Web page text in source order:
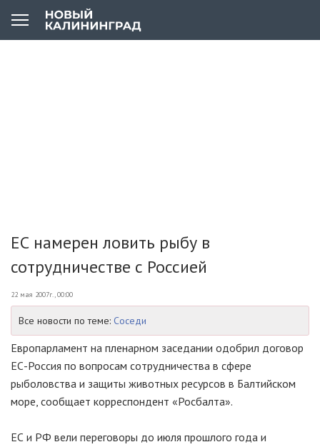
ЕС намерен ловить рыбу в
сотрудничестве с Россией
22 мая 2007г., 00:00
Все новости по теме: Соседи
Европарламент на пленарном заседании одобрил договор
ЕС-Россия по вопросам сотрудничества в сфере
рыболовства и защиты животных ресурсов в Балтийском
море, сообщает корреспондент «Росбалта».
ЕС и РФ вели переговоры до июля прошлого года и